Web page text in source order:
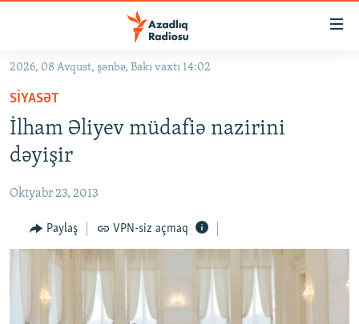
Əsas
qayıt
Əsas
naviqasiyaya
qayıt
Axtarışa
GÜNDƏM
#İZAHLA
KORRUPSIOMETR
#ƏSLINDƏ
FƏRQƏ BAX
QANUNI DOĞRU
ARAŞDIRMA
MULTIMEDIA
VIDEO
RADIO ARXIV
2026, 08 Avqust, şənbə, Bakı vaxtı 14:02
SIYASƏT
İlham Əliyev müdafiə nazirini
dəyişir
Oktyabr 23, 2013
Paylaş VPN-siz açmaq